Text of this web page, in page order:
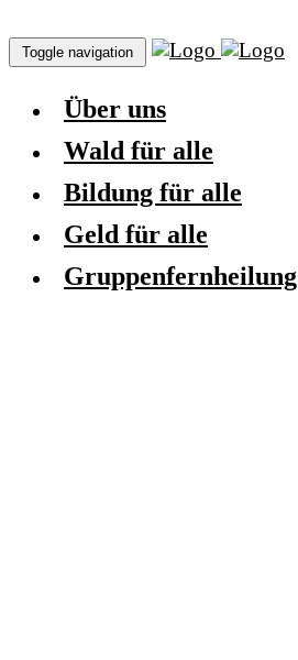
Toggle navigation
Über uns
Wald für alle
Bildung für alle
Geld für alle
Gruppenfernheilung